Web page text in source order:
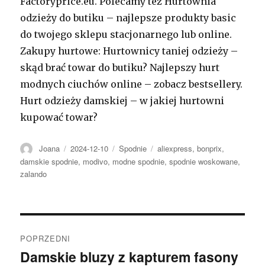
odzieży do butiku – najlepsze produkty basic
do twojego sklepu stacjonarnego lub online.
Zakupy hurtowe: Hurtownicy taniej odzieży –
skąd brać towar do butiku? Najlepszy hurt
modnych ciuchów online – zobacz bestsellery.
Hurt odzieży damskiej – w jakiej hurtowni
kupować towar?
Autor
Joana Opublikowano
2024-12-10 Kategorie
Spodnie Tagi
aliexpress,bonprix,
damskie spodnie, modivo, modne spodnie,spodnie woskowane,
zalando
wpisu
POPRZEDNI
Poprzedni
Damskie bluzy z kapturem fasony